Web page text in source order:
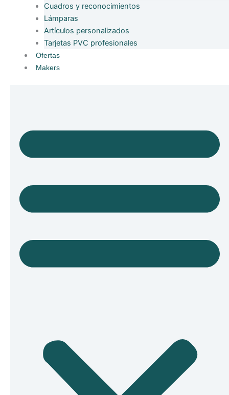
Cuadros y reconocimientos
Lámparas
Artículos personalizados
Tarjetas PVC profesionales
Ofertas
Makers